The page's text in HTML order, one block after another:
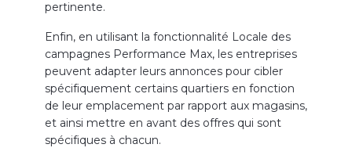
pertinente.
Enfin, en utilisant la fonctionnalité Locale des
campagnes Performance Max, les entreprises
peuvent adapter leurs annonces pour cibler
spécifiquement certains quartiers en fonction
de leur emplacement par rapport aux magasins,
et ainsi mettre en avant des offres qui sont
spécifiques à chacun.